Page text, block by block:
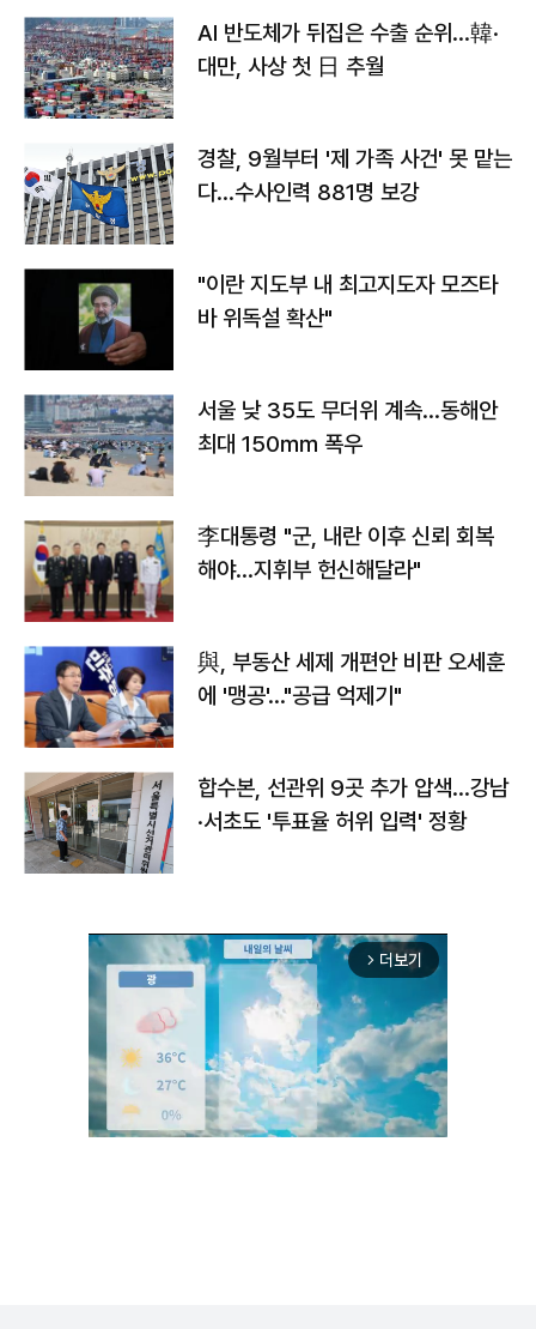
AI 반도체가 뒤집은 수출 순위…韓·
대만, 사상 첫 日 추월
경찰, 9월부터 '제 가족 사건' 못 맡는
다…수사인력 881명 보강
"이란 지도부 내 최고지도자 모즈타
바 위독설 확산"
서울 낮 35도 무더위 계속…동해안
최대 150㎜ 폭우
李대통령 "군, 내란 이후 신뢰 회복
해야…지휘부 헌신해달라"
與, 부동산 세제 개편안 비판 오세훈
에 '맹공'…"공급 억제기"
합수본, 선관위 9곳 추가 압색…강남
·서초도 '투표율 허위 입력' 정황
arrow_forward_ios 더보기